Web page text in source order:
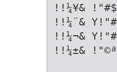
!!¼¥&
!!¼¨&
!!¼¬&
!!¼±&